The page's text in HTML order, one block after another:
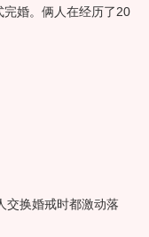
婚。俩人在经历了20
换婚戒时都激动落